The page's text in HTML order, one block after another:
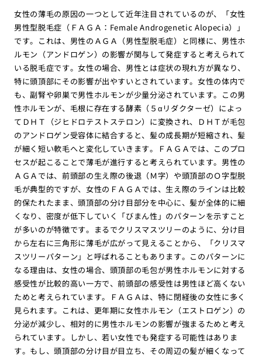
女性の薄毛の原因の一つとして近年注目されているのが、「女性
男性型脱毛症（ＦＡＧＡ：Female Androgenetic Alopecia）」
です。これは、男性のＡＧＡ（男性型脱毛症）と同様に、男性ホ
ルモン（アンドロゲン）の影響が関与して発症すると考えられて
いる脱毛症です。女性の場合、男性とは症状の現れ方が異なり、
特に頭頂部にその影響が出やすいとされています。女性の体内で
も、副腎や卵巣で男性ホルモンが少量分泌されています。この男
性ホルモンが、毛根に存在する酵素（５αリダクターゼ）によっ
てＤＨＴ（ジヒドロテストステロン）に変換され、ＤＨＴが毛包
のアンドロゲン受容体に結合すると、髪の成長期が短縮され、髪
が細く短い軟毛へと変化していきます。ＦＡＧＡでは、このプロ
セスが起こることで薄毛が進行すると考えられています。男性の
ＡＧＡでは、前頭部の生え際の後退（Ｍ字）や頭頂部のＯ字型脱
毛が典型的ですが、女性のＦＡＧＡでは、生え際のラインは比較
的保たれたまま、頭頂部の分け目部分を中心に、髪が全体的に細
くなり、密度が低下していく「びまん性」のパターンを示すこと
が多いのが特徴です。まるでクリスマスツリーのように、分け目
から左右に三角形に薄毛が広がって見えることから、「クリスマ
スツリーパターン」と呼ばれることもあります。このパターンに
なる理由は、女性の場合、頭頂部の毛包が男性ホルモンに対する
感受性が比較的高い一方で、前頭部の感受性は男性ほど高くない
ためと考えられています。ＦＡＧＡは、特に閉経後の女性に多く
見られます。これは、更年期に女性ホルモン（エストロゲン）の
分泌が減少し、相対的に男性ホルモンの影響が強まるためと考え
られています。しかし、若い女性でも発症する可能性はありま
す。もし、頭頂部の分け目が目立ち、その周辺の髪が細くなって